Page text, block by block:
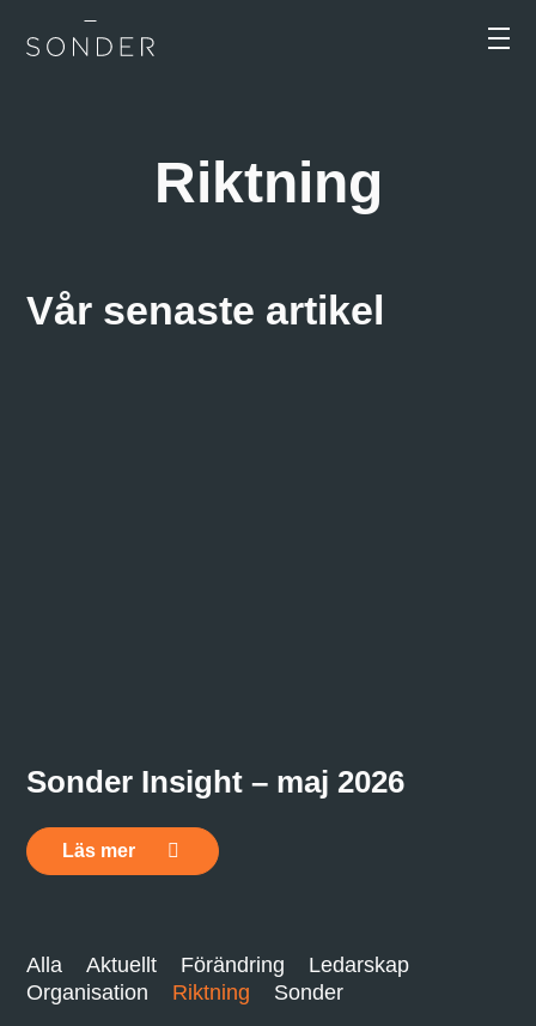
Riktning
Vår senaste artikel
Sonder Insight – maj 2026
Läs mer
Alla Aktuellt Förändring
Ledarskap
Organisation
Riktning Sonder